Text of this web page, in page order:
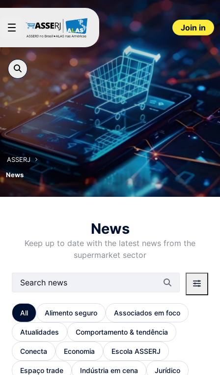
Skip to Main Content
Join in
ASSERJ
News
News
Keep up to date with the latest news from the
supermarket sector
Search Bar
All Alimento seguro Associados em foco
Atualidades Comportamento & tendência
Conecta Economia Escola ASSERJ
Espaço trade Indústria em cena Jurídico